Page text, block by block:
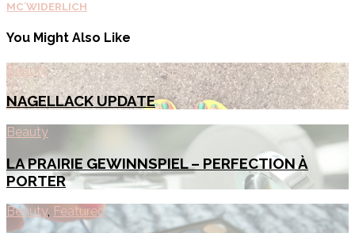
MC´WIDERLICH
You Might Also Like
Beauty
NAGELLACK UPDATE
Beauty
LA PRAIRIE GEWINNSPIEL – PERFECTION À
PORTER
Beauty, Featured